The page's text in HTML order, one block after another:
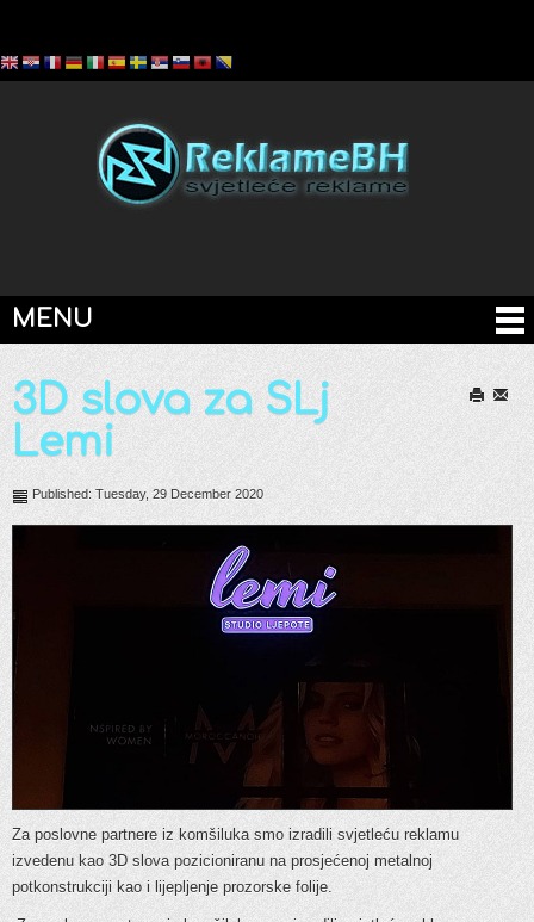
MENU
3D slova za SLj
Lemi
Published: Tuesday, 29 December 2020
Za poslovne partnere iz komšiluka smo izradili svjetleću reklamu
izvedenu kao 3D slova pozicioniranu na prosjećenoj metalnoj
potkonstrukciji kao i lijepljenje prozorske folije.